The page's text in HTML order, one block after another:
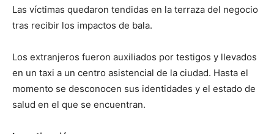
Las víctimas quedaron tendidas en la terraza del negocio
tras recibir los impactos de bala.
Los extranjeros fueron auxiliados por testigos y llevados
en un taxi a un centro asistencial de la ciudad. Hasta el
momento se desconocen sus identidades y el estado de
salud en el que se encuentran.